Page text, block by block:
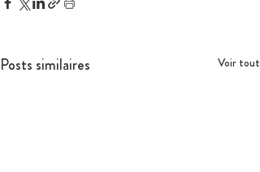
Posts similaires Voir tout